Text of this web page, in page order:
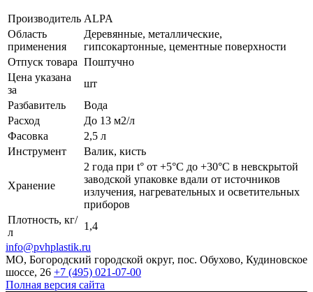
Производитель ALPA
Область
применения
Деревянные, металлические,
гипсокартонные, цементные поверхности
Отпуск товара Поштучно
Цена указана
за
шт
Разбавитель
Вода
Расход
До 13 м2/л
Фасовка
2,5 л
Инструмент
Валик, кисть
Хранение
2 года при t° от +5°С до +30°С в невскрытой
заводской упаковке вдали от источников
излучения, нагревательных и осветительных
приборов
Плотность, кг/
л
1,4
info@pvhplastik.ru
МО, Богородский городской округ, пос. Обухово, Кудиновское
шоссе, 26 +7 (495) 021-07-00
Полная версия сайта